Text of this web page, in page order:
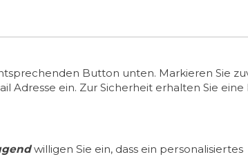
Button unten. Markieren Sie
Adresse ein. Zur Sicherheit erhalten Sie eine
willigen Sie ein, dass ein personalisiertes